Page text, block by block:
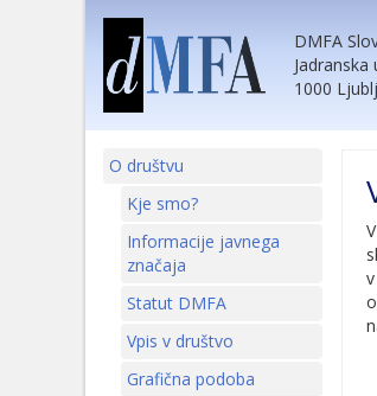
DMFA
Jadranska
1000
O društvu
Kje smo?
Informacije javnega
značaja
Statut DMFA
Vpis v društvo
Grafična podoba